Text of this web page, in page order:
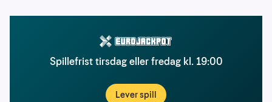
Spillefrist tirsdag eller fredag kl. 19:00
Lever spill